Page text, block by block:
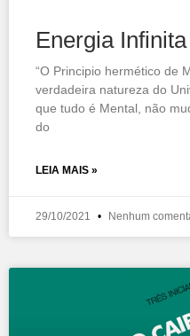
Energia Infinita
“O Principio hermético de
verdadeira natureza do
que tudo é Mental, não
do
LEIA MAIS »
29/10/2021 Nenhum